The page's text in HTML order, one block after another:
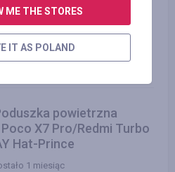
skórzane etui na
1 miesiąc
PROSIMY O AUTORYZACJĘ.
powietrzna
X7 Pro/Redmi Turbo
Hat-Prince
1 miesiąc
ME THE STORES
IT AS POLAND